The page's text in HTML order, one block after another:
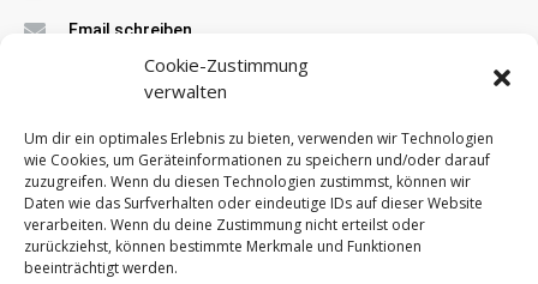
Cookie-Zustimmung
verwalten
Um dir ein optimales Erlebnis zu bieten, verwenden wir Technologien
wie Cookies, um Geräteinformationen zu speichern und/oder darauf
zuzugreifen. Wenn du diesen Technologien zustimmst, können wir
Daten wie das Surfverhalten oder eindeutige IDs auf dieser Website
verarbeiten. Wenn du deine Zustimmung nicht erteilst oder
zurückziehst, können bestimmte Merkmale und Funktionen
beeinträchtigt werden.
Email schreiben
Facebook
Leistungen
Entrümpelung
Haushaltsauflösung
Wohnungsauflösung
Angebot anfordern
Entrümpelung
Haushaltsauflösung